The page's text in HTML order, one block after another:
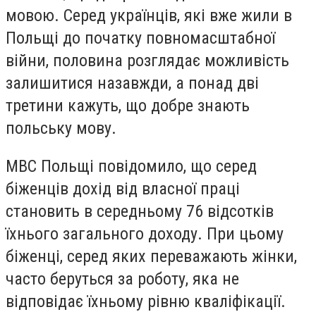
мовою. Серед українців, які вже жили в
Польщі до початку повномасштабної
війни, половина розглядає можливість
залишитися назавжди, а понад дві
третини кажуть, що добре знають
польську мову.
МВС Польщі повідомило, що серед
біженців дохід від власної праці
становить в середньому 76 відсотків
їхнього загального доходу. При цьому
біженці, серед яких переважають жінки,
часто беруться за роботу, яка не
відповідає їхньому рівню кваліфікації.